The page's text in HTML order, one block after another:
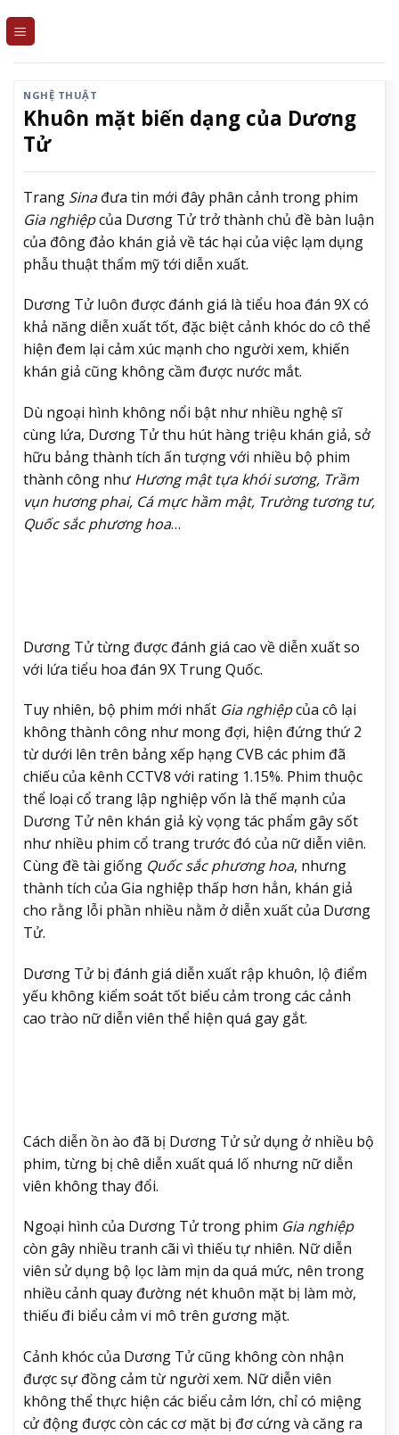
NGHỆ THUẬT
Khuôn mặt biến dạng của Dương
Tử
Trang Sinađưa tin mới đây phân cảnh trong phim
Gia nghiệpcủa Dương Tử trở thành chủ đề bàn luận
của đông đảo khán giả về tác hại của việc lạm dụng
phẫu thuật thẩm mỹ tới diễn xuất.
Dương Tử luôn được đánh giá là tiểu hoa đán 9X có
khả năng diễn xuất tốt, đặc biệt cảnh khóc do cô thể
hiện đem lại cảm xúc mạnh cho người xem, khiến
khán giả cũng không cầm được nước mắt.
Dù ngoại hình không nổi bật như nhiều nghệ sĩ
cùng lứa, Dương Tử thu hút hàng triệu khán giả, sở
hữu bảng thành tích ấn tượng với nhiều bộ phim
thành công như Hương mật tựa khói sương, Trầm
vụn hương phai, Cá mực hầm mật, Trường tương tư,
Quốc sắc phương hoa…
Dương Tử từng được đánh giá cao về diễn xuất so
với lứa tiểu hoa đán 9X Trung Quốc.
Tuy nhiên, bộ phim mới nhất Gia nghiệpcủa cô lại
không thành công như mong đợi, hiện đứng thứ 2
từ dưới lên trên bảng xếp hạng CVB các phim đã
chiếu của kênh CCTV8 với rating 1.15%. Phim thuộc
thể loại cổ trang lập nghiệp vốn là thế mạnh của
Dương Tử nên khán giả kỳ vọng tác phẩm gây sốt
như nhiều phim cổ trang trước đó của nữ diễn viên.
Cùng đề tài giống Quốc sắc phương hoa, nhưng
thành tích của Gia nghiệp thấp hơn hẳn, khán giả
cho rằng lỗi phần nhiều nằm ở diễn xuất của Dương
Tử.
Dương Tử bị đánh giá diễn xuất rập khuôn, lộ điểm
yếu không kiểm soát tốt biểu cảm trong các cảnh
cao trào nữ diễn viên thể hiện quá gay gắt.
Cách diễn ồn ào đã bị Dương Tử sử dụng ở nhiều bộ
phim, từng bị chê diễn xuất quá lố nhưng nữ diễn
viên không thay đổi.
Ngoại hình của Dương Tử trong phim Gia nghiệp
còn gây nhiều tranh cãi vì thiếu tự nhiên. Nữ diễn
viên sử dụng bộ lọc làm mịn da quá mức, nên trong
nhiều cảnh quay đường nét khuôn mặt bị làm mờ,
thiếu đi biểu cảm vi mô trên gương mặt.
Cảnh khóc của Dương Tử cũng không còn nhận
được sự đồng cảm từ người xem. Nữ diễn viên
không thể thực hiện các biểu cảm lớn, chỉ có miệng
cử động được còn các cơ mặt bị đơ cứng và căng ra